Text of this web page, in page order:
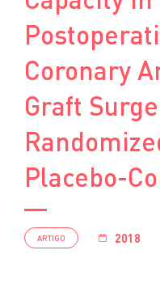
Coronary
Graft
Placebo-
ARTIGO 2018